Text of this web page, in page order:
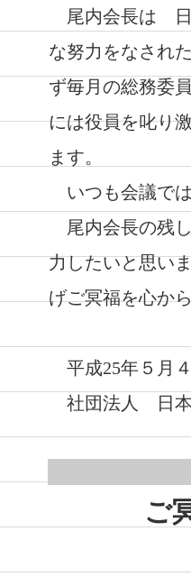
尾内会長は 日
な努力をなされ
ず毎月の総務委
には役員を叱り
ます。
いつも会議で
尾内会長の残
力したいと思い
げご冥福を心か
平成25年５月
社団法人 日
ご